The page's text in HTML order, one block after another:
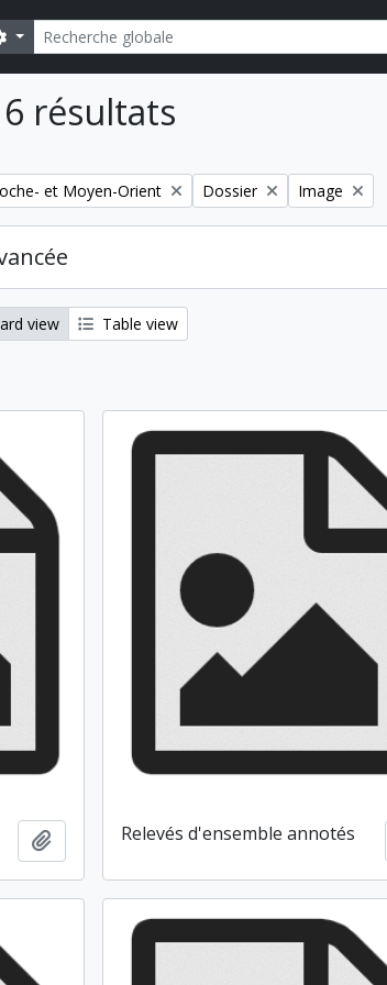
Search options
résultats
et Moyen-Orient Remove filter:
Dossier Remove filter:
Image
view Table view
Ajouter au presse-papier
Relevés d'ensemble annotés